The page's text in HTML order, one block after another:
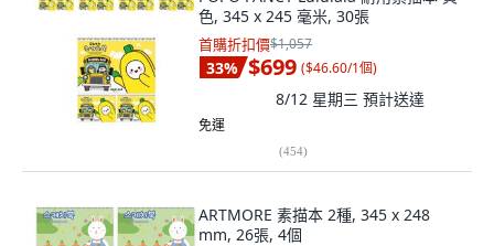
色, 345 x 245 毫米, 30張
首購折扣價$1,057
33% $699 ($46.60/1個)
8/12 星期三 預計送達
免運
(454)
ARTMORE 素描本 2種, 345 x 248
mm, 26張, 4個